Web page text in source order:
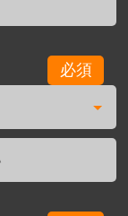
必須